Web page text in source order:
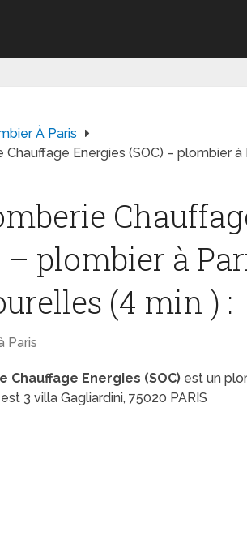
À Paris
Chauffage Energies (SOC) – plombier
– plombier à
(4 min ) :
Paris
Chauffage Energies (SOC) est un
3 villa Gagliardini, 75020 PARIS